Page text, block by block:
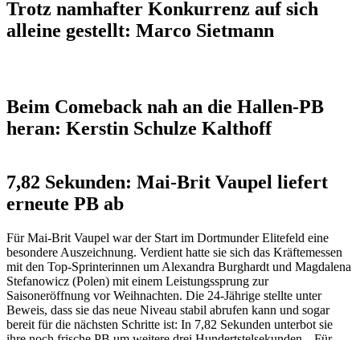
Trotz namhafter Konkurrenz auf sich
alleine gestellt: Marco Sietmann
Beim Comeback nah an die Hallen-PB
heran: Kerstin Schulze Kalthoff
7,82 Sekunden: Mai-Brit Vaupel liefert
erneute PB ab
Für Mai-Brit Vaupel war der Start im Dortmunder Elitefeld eine
besondere Auszeichnung. Verdient hatte sie sich das Kräftemessen
mit den Top-Sprinterinnen um Alexandra Burghardt und Magdalena
Stefanowicz (Polen) mit einem Leistungssprung zur
Saisoneröffnung vor Weihnachten. Die 24-Jährige stellte unter
Beweis, dass sie das neue Niveau stabil abrufen kann und sogar
bereit für die nächsten Schritte ist: In 7,82 Sekunden unterbot sie